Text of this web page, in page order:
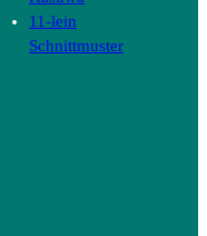
11-lein
Schnittmuster